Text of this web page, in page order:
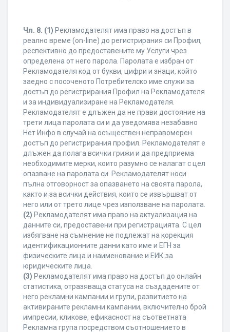
Чл. 8. (1) Рекламодателят има право на достъп в
реално време (on-line) до регистрирания си Профил,
респективно до предоставените му Услуги чрез
определена от него парола. Паролата е избран от
Рекламодателя код от букви, цифри и знаци, който
заедно с посоченото Потребителско име служи за
достъп до регистрирания Профил на Рекламодателя
и за индивидуализиране на Рекламодателя.
Рекламодателят е длъжен да не прави достояние на
трети лица паролата си и да уведомява незабавно
Нет Инфо в случай на осъществен неправомерен
достъп до регистрирания профил. Рекламодателят е
длъжен да полага всички грижи и да предприема
необходимите мерки, които разумно се налагат с цел
опазване на паролата си. Рекламодателят носи
пълна отговорност за опазването на своята парола,
както и за всички действия, които се извършват от
него или от трето лице чрез използване на паролата.
(2) Рекламодателят има право на актуализация на
данните си, предоставени при регистрацията. С цел
избягване на съмнение не подлежат на корекция
идентификационните данни като име и ЕГН за
физическите лица и наименование и ЕИК за
юридическите лица.
(3) Рекламодателят има право на достъп до онлайн
статистика, отразяваща статуса на създадените от
него рекламни кампании и групи, развитието на
активираните рекламни кампании, включително брой
импресии, кликове, ефикасност на съответната
Рекламна група посредством съотношението в